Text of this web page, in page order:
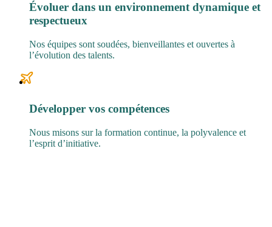
Évoluer dans un environnement dynamique et
respectueux
Nos équipes sont soudées, bienveillantes et ouvertes à
l’évolution des talents.
Développer vos compétences
Nous misons sur la formation continue, la polyvalence et
l’esprit d’initiative.